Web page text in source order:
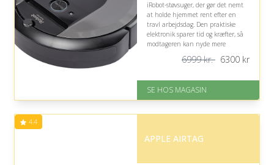
iRobot-støvsuger, der gør det nemt
at holde hjemmet rent efter en
travl arbejdsdag. Den praktiske
elektronik sparer tid og kræfter, så
modtageren kan nyde mere
God Trustpilot rating på 4.1 ud
Nedsat: 10% (Normalpris: 6999
6999 kr. 6300kr
SE HOS MAGASIN
4.4
APPLE AIRTAG